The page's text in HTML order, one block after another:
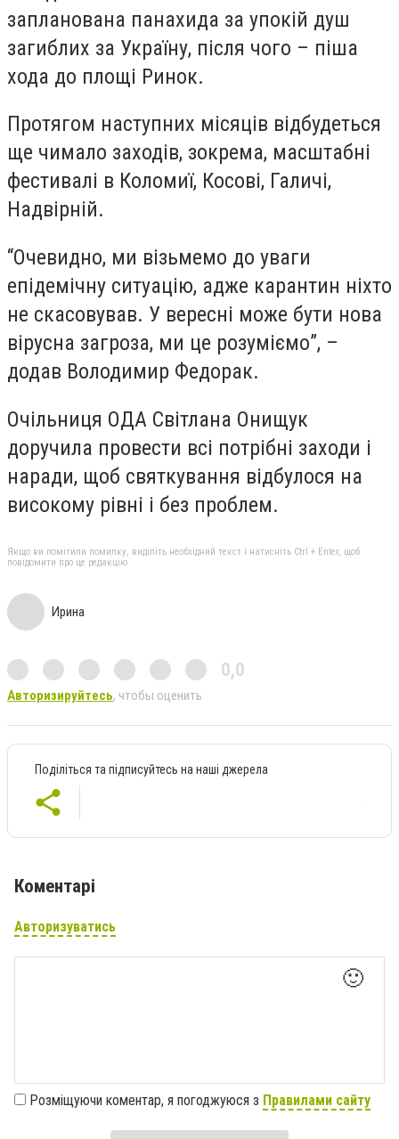
запланована панахида за упокій душ
загиблих за Україну, після чого – піша
хода до площі Ринок.
Протягом наступних місяців відбудеться
ще чимало заходів, зокрема, масштабні
фестивалі в Коломиї, Косові, Галичі,
Надвірній.
“Очевидно, ми візьмемо до уваги
епідемічну ситуацію, адже карантин ніхто
не скасовував. У вересні може бути нова
вірусна загроза, ми це розуміємо”, –
додав Володимир Федорак.
Очільниця ОДА Світлана Онищук
доручила провести всі потрібні заходи і
наради, щоб святкування відбулося на
високому рівні і без проблем.
Якщо ви помітили помилку, виділіть необхідний текст і натисніть Ctrl + Enter, щоб
повідомити про це редакцію
Ирина
0,0
Авторизируйтесь, чтобы оценить
Поділіться та підписуйтесь на наші джерела
Коментарі
Авторизуватись
🙂
Розміщуючи коментар, я погоджуюся з Правилами сайту